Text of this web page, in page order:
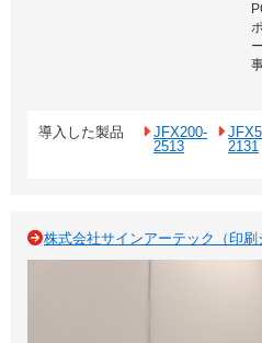
導入した製品
JFX200-
2513
2131
株式会社サインアーテック（印刷